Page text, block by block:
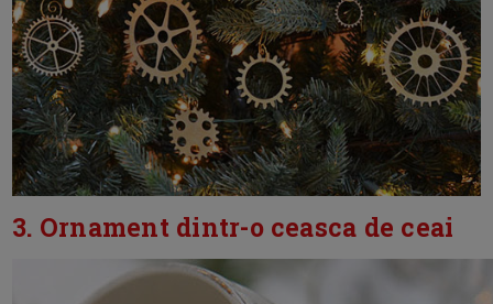
3. Ornament dintr-o ceasca de ceai